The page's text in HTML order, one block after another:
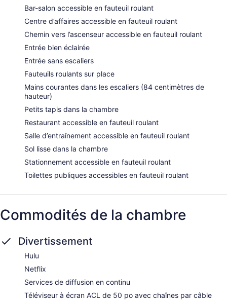
Bar-salon accessible en fauteuil roulant
Centre d’affaires accessible en fauteuil roulant
Chemin vers l’ascenseur accessible en fauteuil roulant
Entrée bien éclairée
Entrée sans escaliers
Fauteuils roulants sur place
Mains courantes dans les escaliers (84 centimètres de
hauteur)
Petits tapis dans la chambre
Restaurant accessible en fauteuil roulant
Salle d’entraînement accessible en fauteuil roulant
Sol lisse dans la chambre
Stationnement accessible en fauteuil roulant
Toilettes publiques accessibles en fauteuil roulant
Commodités de la chambre
Divertissement
Hulu
Netflix
Services de diffusion en continu
Téléviseur à écran ACL de 50 po avec chaînes par câble